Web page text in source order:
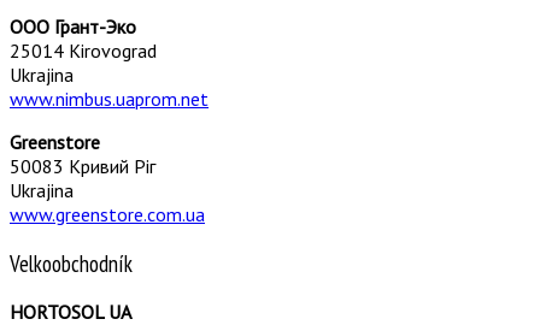
ООО Грант-Эко
25014 Kirovograd
Ukrajina
www.nimbus.uaprom.net
Greenstore
50083 Кривий Ріг
Ukrajina
www.greenstore.com.ua
Velkoobchodník
HORTOSOL UA